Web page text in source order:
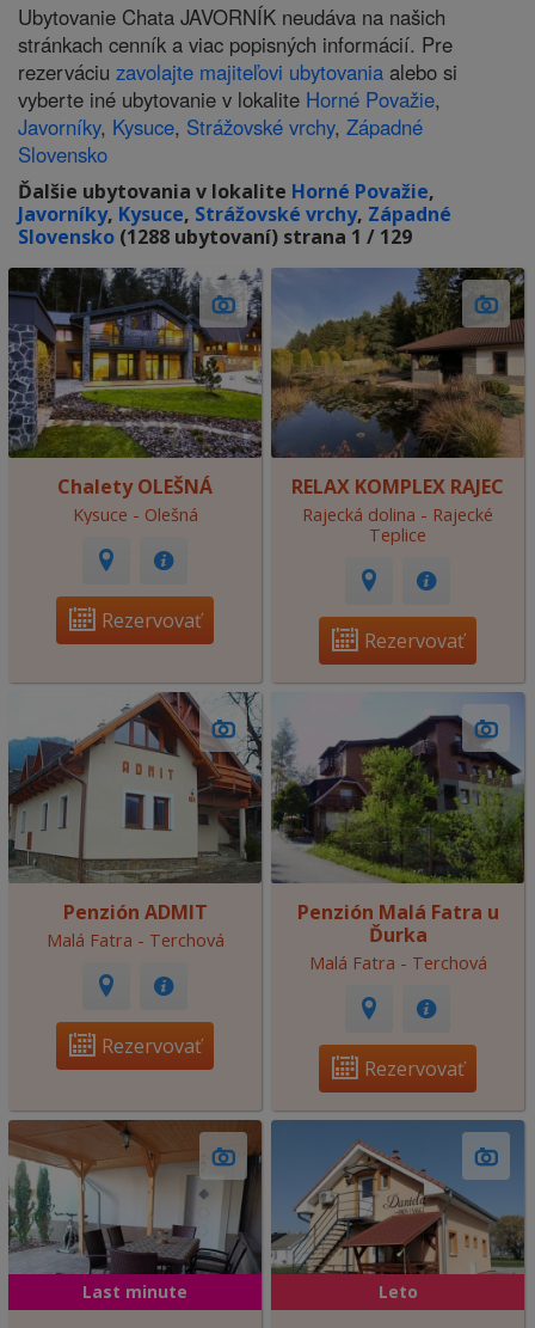
Ubytovanie Chata JAVORNÍK neudáva na našich
stránkach cenník a viac popisných informácií. Pre
rezerváciu zavolajte majiteľovi ubytovania alebo si
vyberte iné ubytovanie v lokalite Horné Považie,
Javorníky, Kysuce, Strážovské vrchy, Západné
Slovensko
Ďalšie ubytovania v lokalite Horné Považie,
Javorníky, Kysuce, Strážovské vrchy, Západné
Slovensko (1288 ubytovaní) strana 1 / 129
Chalety OLEŠNÁ
Kysuce - Olešná
Rezervovať
RELAX KOMPLEX RAJEC
Rajecká dolina - Rajecké
Teplice
Rezervovať
Penzión ADMIT
Malá Fatra - Terchová
Rezervovať
Penzión Malá Fatra u
Ďurka
Malá Fatra - Terchová
Rezervovať
Last minute Leto